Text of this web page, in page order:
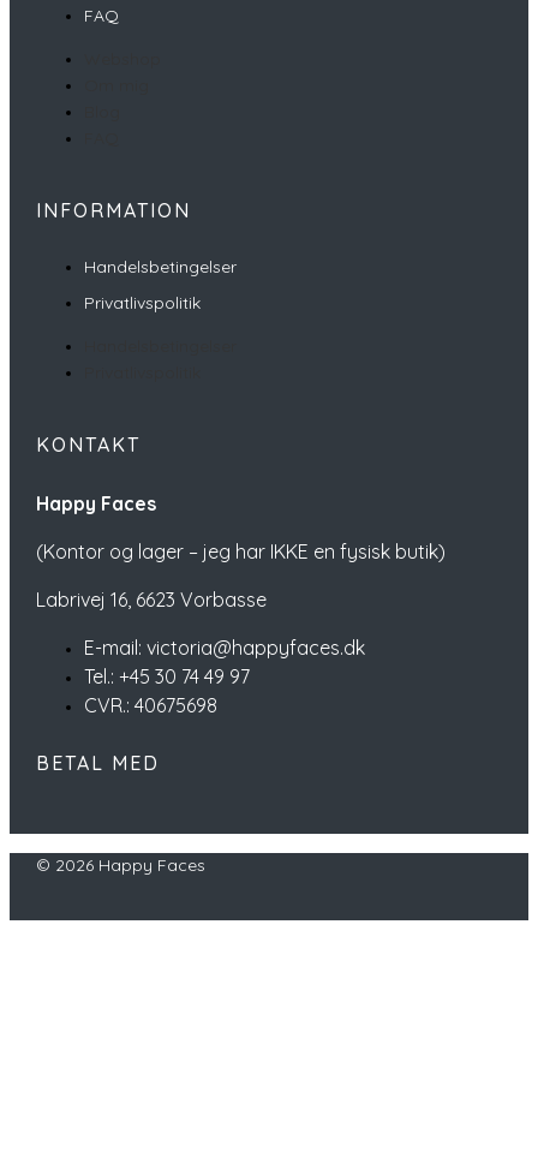
FAQ
INFORMATION
Handelsbetingelser
Privatlivspolitik
KONTAKT
Happy Faces
(Kontor og lager – jeg har IKKE en fysisk butik)
Labrivej 16, 6623 Vorbasse
E-mail: victoria@happyfaces.dk
Tel.: +45 30 74 49 97
CVR.: 40675698
BETAL MED
© 2026 Happy Faces